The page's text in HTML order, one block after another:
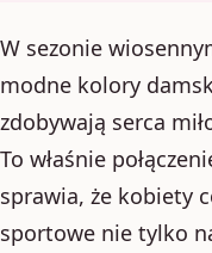
W sezonie
modne kolory
zdobywają serca
To właśnie
sprawia, że kobiety
sportowe nie tylko